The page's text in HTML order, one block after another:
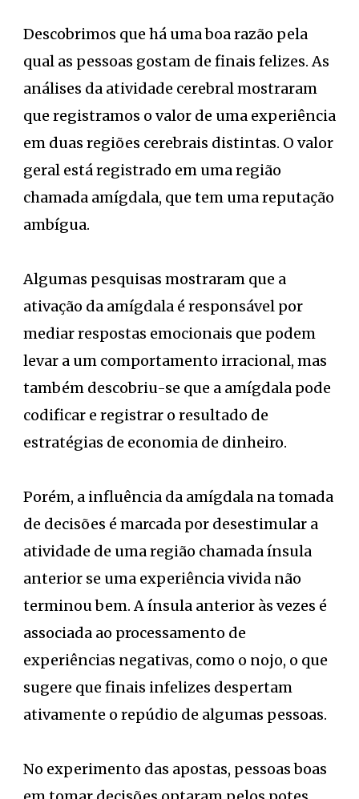
Descobrimos que há uma boa razão pela
qual as pessoas gostam de finais felizes. As
análises da atividade cerebral mostraram
que registramos o valor de uma experiência
em duas regiões cerebrais distintas. O valor
geral está registrado em uma região
chamada amígdala, que tem uma reputação
ambígua.
Algumas pesquisas mostraram que a
ativação da amígdala é responsável por
mediar respostas emocionais que podem
levar a um comportamento irracional, mas
também descobriu-se que a amígdala pode
codificar e registrar o resultado de
estratégias de economia de dinheiro.
Porém, a influência da amígdala na tomada
de decisões é marcada por desestimular a
atividade de uma região chamada ínsula
anterior se uma experiência vivida não
terminou bem. A ínsula anterior às vezes é
associada ao processamento de
experiências negativas, como o nojo, o que
sugere que finais infelizes despertam
ativamente o repúdio de algumas pessoas.
No experimento das apostas, pessoas boas